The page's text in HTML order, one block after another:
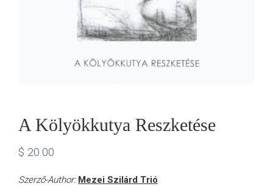
A Kölyökkutya Reszketése
$ 20.00
Szerző-Author: Mezei Szilárd Trió